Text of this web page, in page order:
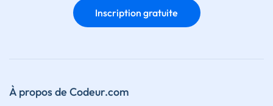
Inscription gratuite
À propos de Codeur.com